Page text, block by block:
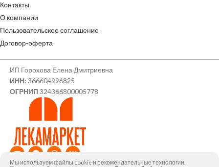
Контакты
О компании
Пользовательское соглашение
Договор-оферта
ИП Горохова Елена Дмитриевна
ИНН: 366604996825
ОГРНИП 324366800005778
© ИП Горохова Елена Дмитриевна, 2026
Мы используем файлы cookie и рекомендательные технологии.